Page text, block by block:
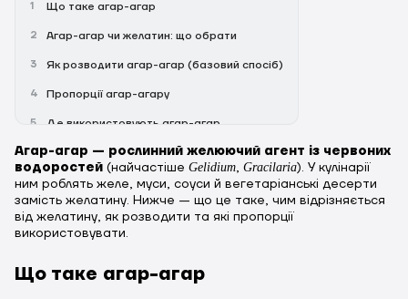
1 Що таке агар-агар
2 Агар-агар чи желатин: що обрати
3 Як розводити агар-агар (базовий спосіб)
4 Пропорції агар-агару
5 Де використовують агар-агар
6 Типові помилки
7 Агар-агар: пропорції та як варити
Де використовують агар-агар
9 Агар-агар чи желатин — що обрати
10 Висновок
Агар-агар — рослинний желюючий агент із червоних
водоростей (найчастіше Gelidium, Gracilaria). У кулінарії
ним роблять желе, муси, соуси й вегетаріанські десерти
замість желатину. Нижче — що це таке, чим відрізняється
від желатину, як розводити та які пропорції
використовувати.
Що таке агар-агар